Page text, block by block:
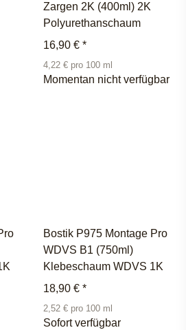
Zargen 2K (400ml) 2K
Polyurethanschaum
16,90 € *
4,22 € pro 100 ml
Momentan nicht verfügbar
Bostik P975 Montage Pro
WDVS B1 (750ml)
Klebeschaum WDVS 1K
18,90 € *
2,52 € pro 100 ml
Sofort verfügbar